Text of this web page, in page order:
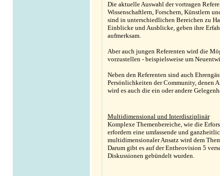
Die aktuelle Auswahl der vortragen
Wissenschaftlern, Forschern, Künstlern
sind in unterschiedlichen Bereichen zu
Einblicke und Ausblicke, geben ihre
aufmerksam.
Aber auch jungen Referenten wird die
vorzustellen - beispielsweise um
Neben den Referenten sind auch
Persönlichkeiten der Community, denen
wird es auch die ein oder andere
Multidimensional und Interdisziplinär
Komplexe Themenbereiche, wie die
erfordern eine umfassende und
multidimensionaler Ansatz wird dem
Darum gibt es auf der Entheovision 5
Diskussionen gebündelt wurden.